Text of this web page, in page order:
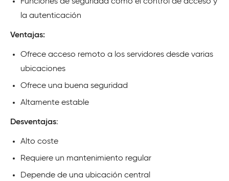
la autenticación
Ventajas:
Ofrece acceso remoto a los servidores desde varias
ubicaciones
Ofrece una buena seguridad
Altamente estable
Desventajas:
Alto coste
Requiere un mantenimiento regular
Depende de una ubicación central